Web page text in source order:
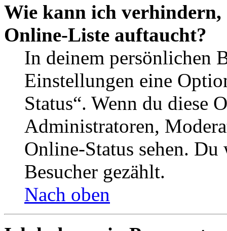
Wie kann ich verhindern,
Online-Liste auftaucht?
In deinem persönlichen
Einstellungen eine
Status“. Wenn du diese
Administratoren,
Online-Status sehen.
Besucher gezählt.
Nach oben